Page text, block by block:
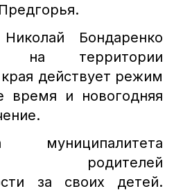
Бондаренко
на территории
действует режим
время и новогодняя
родителей
за своих детей.